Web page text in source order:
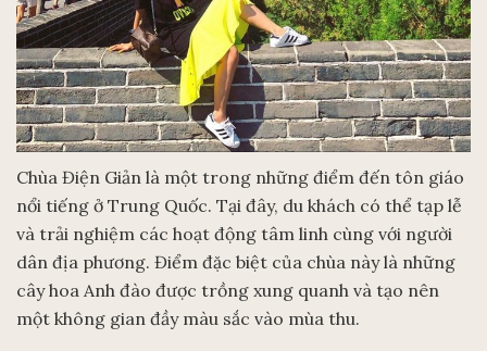
Chùa Điện Giản là một trong những điểm đến tôn giáo
nổi tiếng ở Trung Quốc. Tại đây, du khách có thể tạp lễ
và trải nghiệm các hoạt động tâm linh cùng với người
dân địa phương. Điểm đặc biệt của chùa này là những
cây hoa Anh đào được trồng xung quanh và tạo nên
một không gian đầy màu sắc vào mùa thu.